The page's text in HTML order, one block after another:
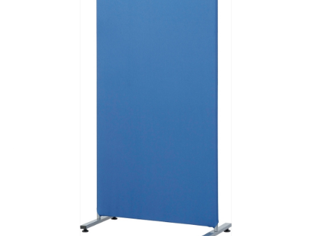
関からの目隠しに.コーナー連結して収納スペースづくりに.任意
の角度で連結可能付属の連結パーツを使い、上下2カ所でしっか